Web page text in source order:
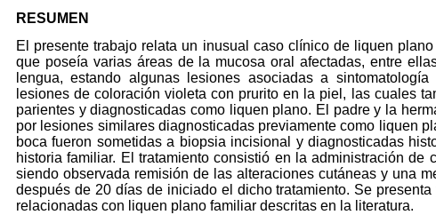
RESUMEN
El presente trabajo relata un inusual caso clínico de liquen
que poseía varias áreas de la mucosa oral afectadas, entre
lengua, estando algunas lesiones asociadas a
lesiones de coloración violeta con prurito en la piel, las cuales
parientes y diagnosticadas como liquen plano. El padre y la
por lesiones similares diagnosticadas previamente como liquen
boca fueron sometidas a biopsia incisional y diagnosticadas
historia familiar. El tratamiento consistió en la administración de
siendo observada remisión de las alteraciones cutáneas y una
después de 20 días de iniciado el dicho tratamiento. Se
relacionadas con liquen plano familiar descritas en la literatura.